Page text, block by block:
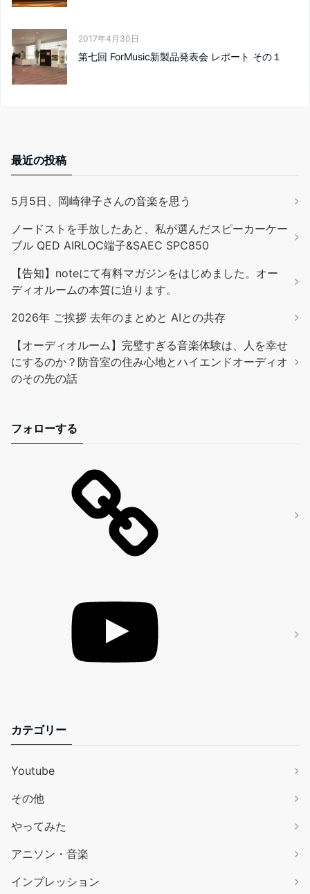
2017年4月30日
第七回 ForMusic新製品発表会 レポート その１
最近の投稿
5月5日、岡崎律子さんの音楽を思う
ノードストを手放したあと、私が選んだスピーカーケー
ブル QED AIRLOC端子&SAEC SPC850
【告知】noteにて有料マガジンをはじめました。オー
ディオルームの本質に迫ります。
2026年 ご挨拶 去年のまとめと AIとの共存
【オーディオルーム】完璧すぎる音楽体験は、人を幸せ
にするのか？防音室の住み心地とハイエンドオーディオ
のその先の話
フォローする
カテゴリー
Youtube
その他
やってみた
アニソン・音楽
インプレッション